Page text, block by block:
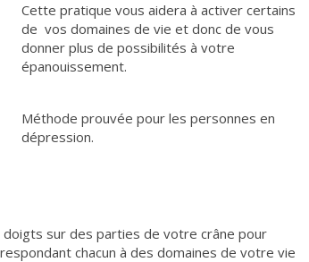
Cette pratique vous aidera à activer certains
de vos domaines de vie et donc de vous
donner plus de possibilités à votre
épanouissement.
Méthode prouvée pour les personnes en
dépression.
sur des parties de votre crâne pour
chacun à des domaines de votre vie